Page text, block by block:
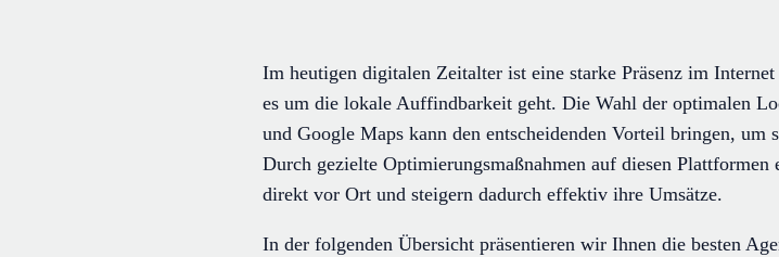
Im heutigen digitalen Zeitalter ist eine starke Präsenz im
es um die lokale Auffindbarkeit geht. Die Wahl der optimalen
und Google Maps kann den entscheidenden Vorteil bringen, um
Durch gezielte Optimierungsmaßnahmen auf diesen
direkt vor Ort und steigern dadurch effektiv ihre Umsätze.
In der folgenden Übersicht präsentieren wir Ihnen die besten